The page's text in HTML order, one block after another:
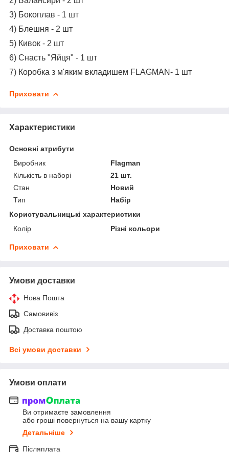
3) Бокоплав - 1 шт
4) Блешня - 2 шт
5) Кивок - 2 шт
6) Снасть "Яйця" - 1 шт
7) Коробка з м'яким вкладишем FLAGMAN- 1 шт
Приховати
Характеристики
Основні атрибути
Виробник
Flagman
Кількість в наборі
21 шт.
Стан
Новий
Тип
Набір
Користувальницькі характеристики
Колір
Різні кольори
Приховати
Умови доставки
Нова Пошта
Самовивіз
Доставка поштою
Всі умови доставки
Умови оплати
Ви отримаєте замовлення
або гроші повернуться на вашу картку
Детальніше
Післяплата